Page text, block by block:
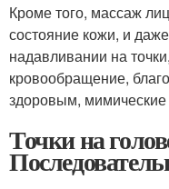
Кроме того, массаж
состояние кожи, и
надавливании на
кровообращение,
здоровым,
Точки на